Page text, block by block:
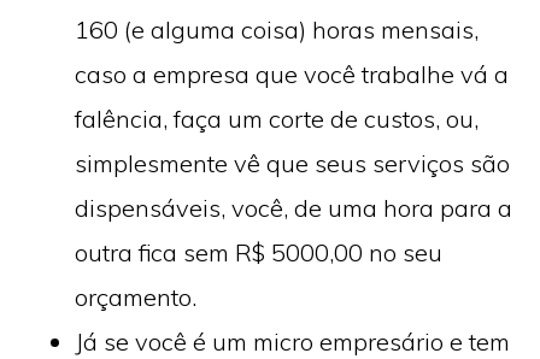
160 (e alguma coisa) horas mensais,
caso a empresa que você trabalhe vá a
falência, faça um corte de custos, ou,
simplesmente vê que seus serviços são
dispensáveis, você, de uma hora para a
outra fica sem R$ 5000,00 no seu
orçamento.
Já se você é um micro empresário e tem